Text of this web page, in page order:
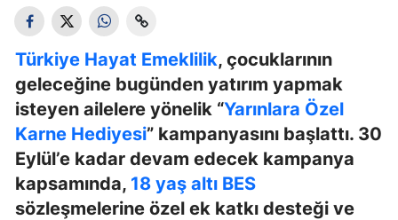
Türkiye Hayat Emeklilik, çocuklarının
geleceğine bugünden yatırım yapmak
isteyen ailelere yönelik “Yarınlara Özel
Karne Hediyesi” kampanyasını başlattı. 30
Eylül’e kadar devam edecek kampanya
kapsamında, 18 yaş altı BES
sözleşmelerine özel ek katkı desteği ve